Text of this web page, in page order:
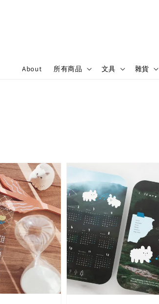
About 所有商品 文具 雜貨